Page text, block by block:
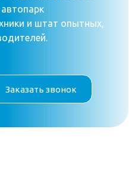
и штат опытных,
Заказать звонок